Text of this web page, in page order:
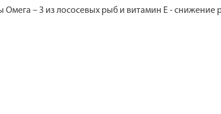
– 3 из лососевых рыб и витамин Е - снижение